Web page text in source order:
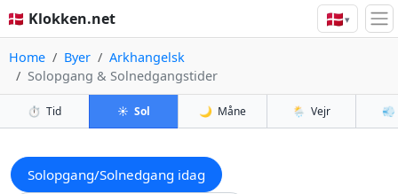
🇩🇰 Klokken.net 🇩🇰▾
Home Byer
Arkhangelsk
Solopgang & Solnedgangstider
⏱️ Tid ☀️ Sol 🌙 Måne 🌦️ Vejr 💨
Solopgang/Solnedgang idag